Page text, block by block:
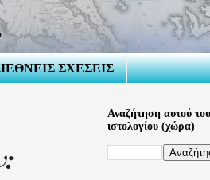
ΣΧΕΣΕΙΣ
Αναζήτηση αυτού του
ιστολογίου (χώρα)